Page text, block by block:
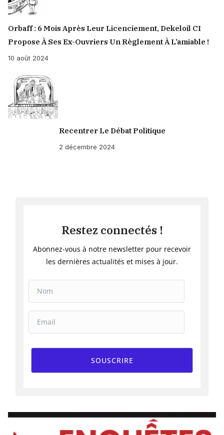
Orbaff : 6 Mois Après Leur Licenciement, Dekeloil CI
Propose À Ses Ex-Ouvriers Un Règlement À L’amiable !
10 août 2024
Recentrer Le Débat Politique
2 décembre 2024
Restez connectés !
Abonnez-vous à notre newsletter pour recevoir
les dernières actualités et mises à jour.
SOUSCRIRE